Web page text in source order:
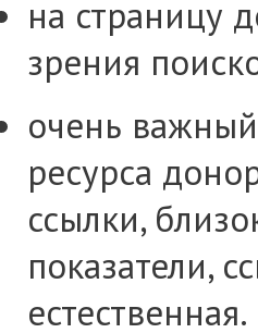
на страницу
зрения
очень
ресурса
ссылки,
показатели,
естественная.